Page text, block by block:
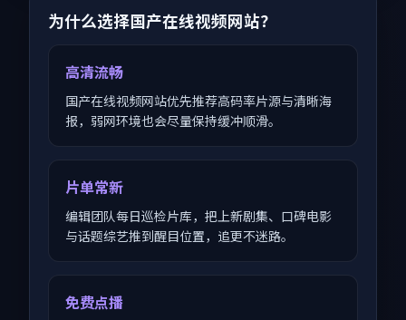
为什么选择国产在线视频网站？
高清流畅
国产在线视频网站优先推荐高码率片源与清晰海
报，弱网环境也会尽量保持缓冲顺滑。
片单常新
编辑团队每日巡检片库，把上新剧集、口碑电影
与话题综艺推到醒目位置，追更不迷路。
免费点播